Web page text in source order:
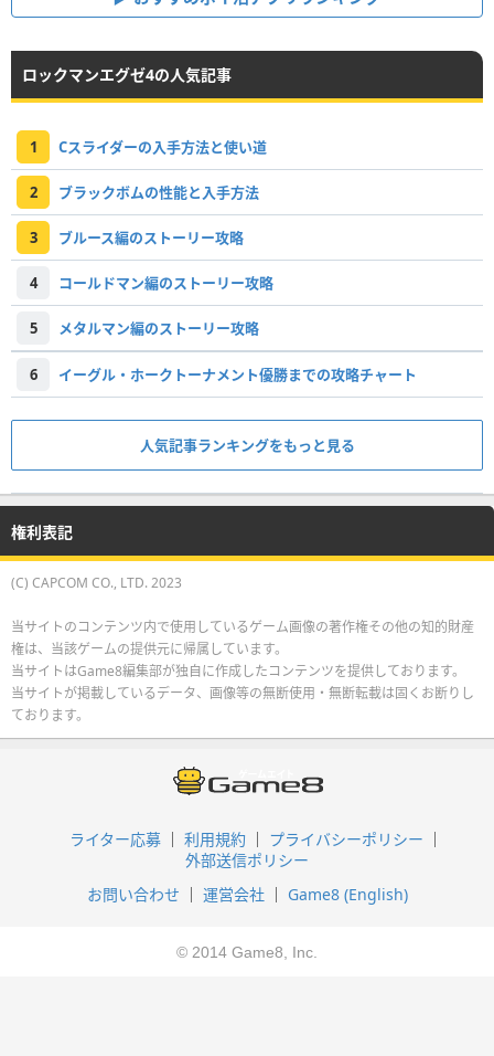
ロックマンエグゼ4の人気記事
1 Cスライダーの入手方法と使い道
2 ブラックボムの性能と入手方法
3 ブルース編のストーリー攻略
4 コールドマン編のストーリー攻略
5 メタルマン編のストーリー攻略
6 イーグル・ホークトーナメント優勝までの攻略チャート
人気記事ランキングをもっと見る
権利表記
(C) CAPCOM CO., LTD. 2023
当サイトのコンテンツ内で使用しているゲーム画像の著作権その他の知的財産
権は、当該ゲームの提供元に帰属しています。
当サイトはGame8編集部が独自に作成したコンテンツを提供しております。
当サイトが掲載しているデータ、画像等の無断使用・無断転載は固くお断りし
ております。
ライター応募 利用規約
プライバシーポリシー
外部送信ポリシー
お問い合わせ
運営会社 Game8 (English)
© 2014 Game8, Inc.